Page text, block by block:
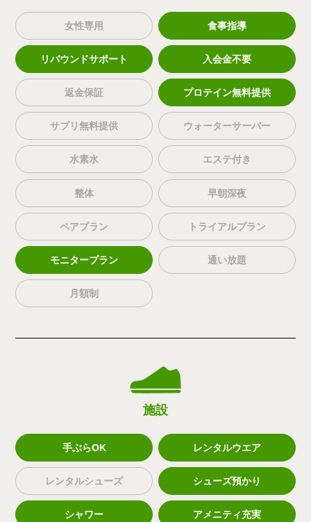
女性専用 食事指導
リバウンドサポート 入会金不要
返金保証 プロテイン無料提供
サプリ無料提供 ウォーターサーバー
水素水 エステ付き
整体 早朝深夜
ペアプラン トライアルプラン
モニタープラン 通い放題
月額制
施設
手ぶらOK レンタルウエア
レンタルシューズ シューズ預かり
シャワー アメニティ充実